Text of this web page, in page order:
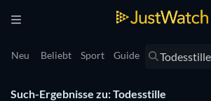
Neu Beliebt Sport Guide
Such-Ergebnisse zu: Todesstille